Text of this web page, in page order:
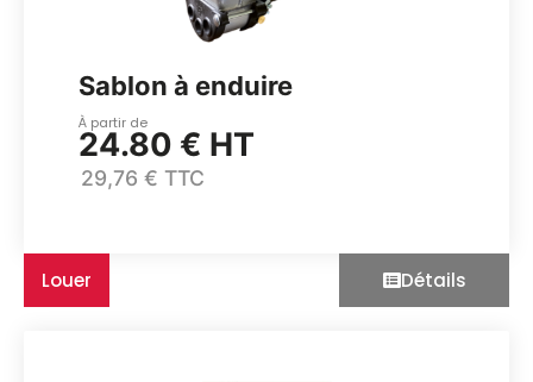
Sablon à enduire
À partir de
24.80 € HT
29,76 € TTC
Louer Détails